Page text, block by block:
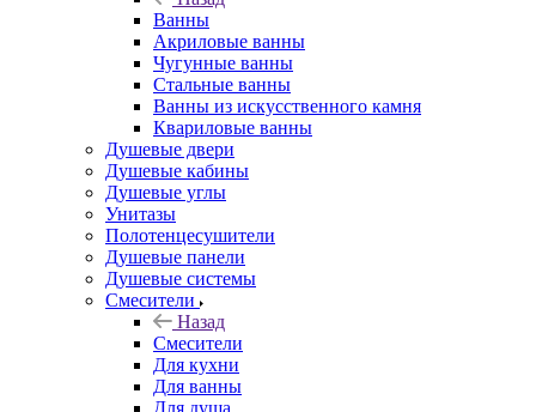
Ванны
Акриловые ванны
Чугунные ванны
Стальные ванны
Ванны из искусственного камня
Квариловые ванны
Душевые двери
Душевые кабины
Душевые углы
Унитазы
Полотенцесушители
Душевые панели
Душевые системы
Смесители
Назад
Смесители
Для кухни
Для ванны
Для душа